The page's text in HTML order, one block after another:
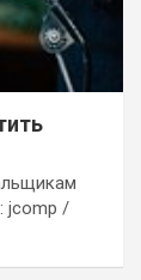
jcomp /